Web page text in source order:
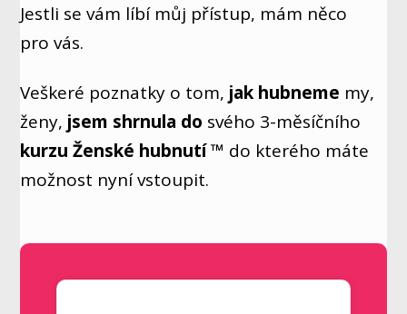
Jestli se vám líbí můj přístup, mám něco
pro vás.
Veškeré poznatky o tom, jak hubneme my,
ženy, jsem shrnula do svého 3-měsíčního
kurzu Ženské hubnutí ™ do kterého máte
možnost nyní vstoupit.